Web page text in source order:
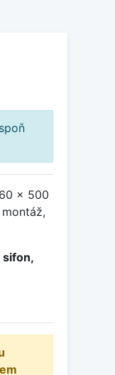
x 500
sifon,